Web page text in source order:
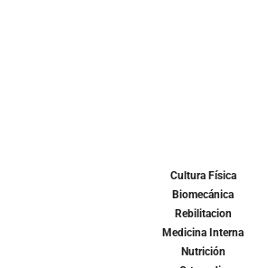
Cultura Física
Biomecánica
Rebilitacion
Medicina Interna
Nutrición